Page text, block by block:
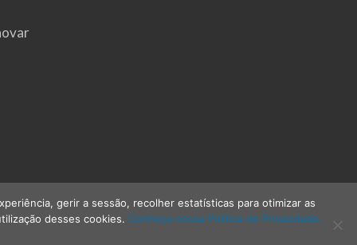
gerir a sessão, recolher estatísticas para otimizar as
desses cookies. Conheça nossa Política de Privacidade.